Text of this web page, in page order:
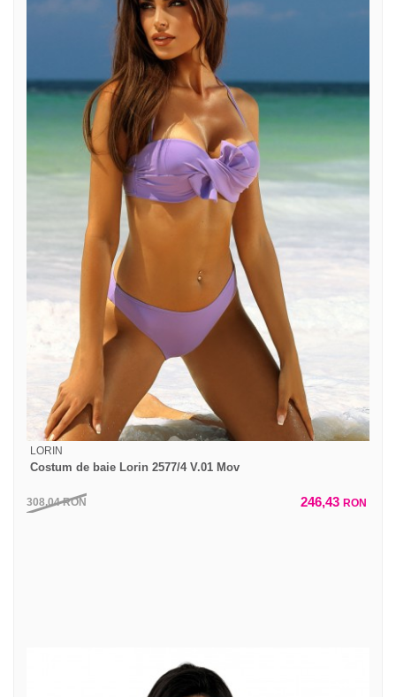
LORIN
Costum de baie Lorin 2577/4 V.01 Mov
308,04RON 246,43 RON